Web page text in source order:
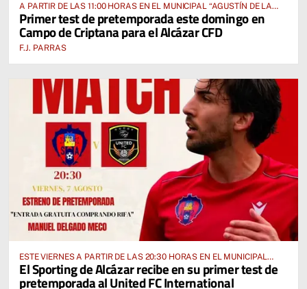
A PARTIR DE LAS 11:00 HORAS EN EL MUNICIPAL “AGUSTÍN DE LA
FUENTE” ANTE EL CUD CRIPTANENSE
Primer test de pretemporada este domingo en
Campo de Criptana para el Alcázar CFD
F.J. PARRAS
ESTE VIERNES A PARTIR DE LAS 20:30 HORAS EN EL MUNICIPAL
“MANUEL DELGADO MECO”
El Sporting de Alcázar recibe en su primer test de
pretemporada al United FC International